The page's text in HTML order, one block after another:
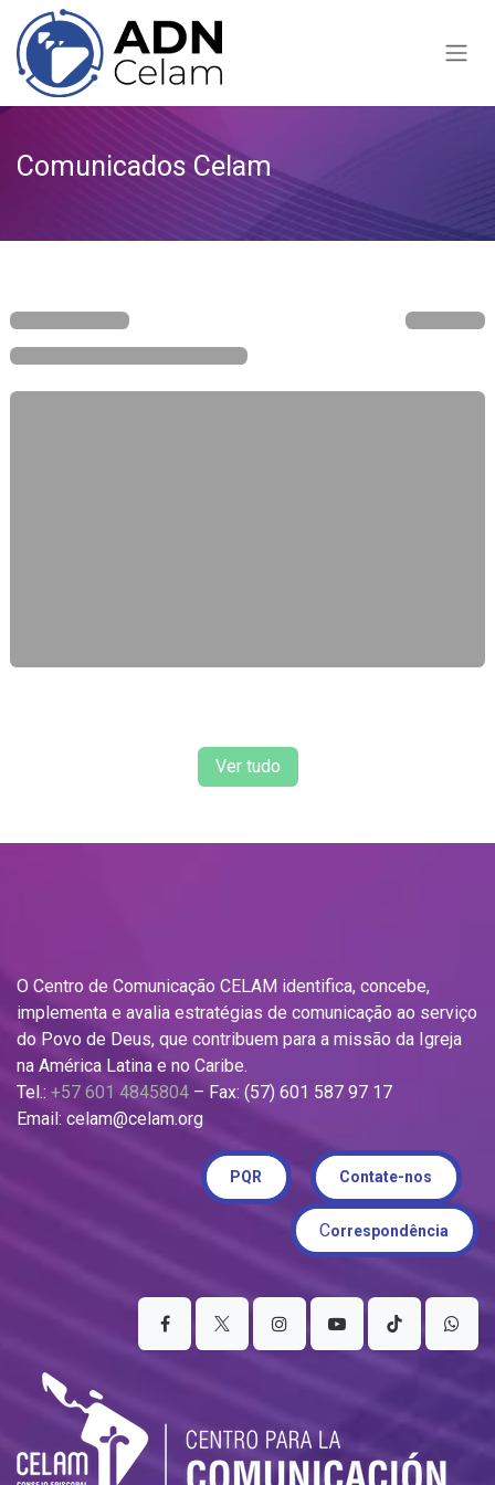
Pular para o conteúdo
Comunicados Celam
Ver tudo
O Centro de Comunicação CELAM identifica, concebe,
implementa e avalia estratégias de comunicação ao serviço
do Povo de Deus, que contribuem para a missão da Igreja
na América Latina e no Caribe.
Tel.: +57 601 4845804 – Fax: (57) 601 587 97 17
Email: celam@celam.org
PQR Contate-nos
Correspondência